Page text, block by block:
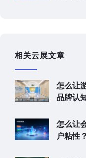
相关云展文章
怎么让
品牌认
怎么让
户粘性？